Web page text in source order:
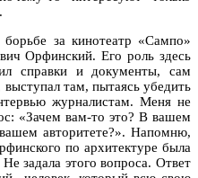
за кинотеатр «Сампо»
Орфинский. Его роль здесь
справки и документы, сам
там, пытаясь убедить
журналистам. Меня не
«Зачем вам-то это? В вашем
авторитете?». Напомню,
по архитектуре была
задала этого вопроса. Ответ